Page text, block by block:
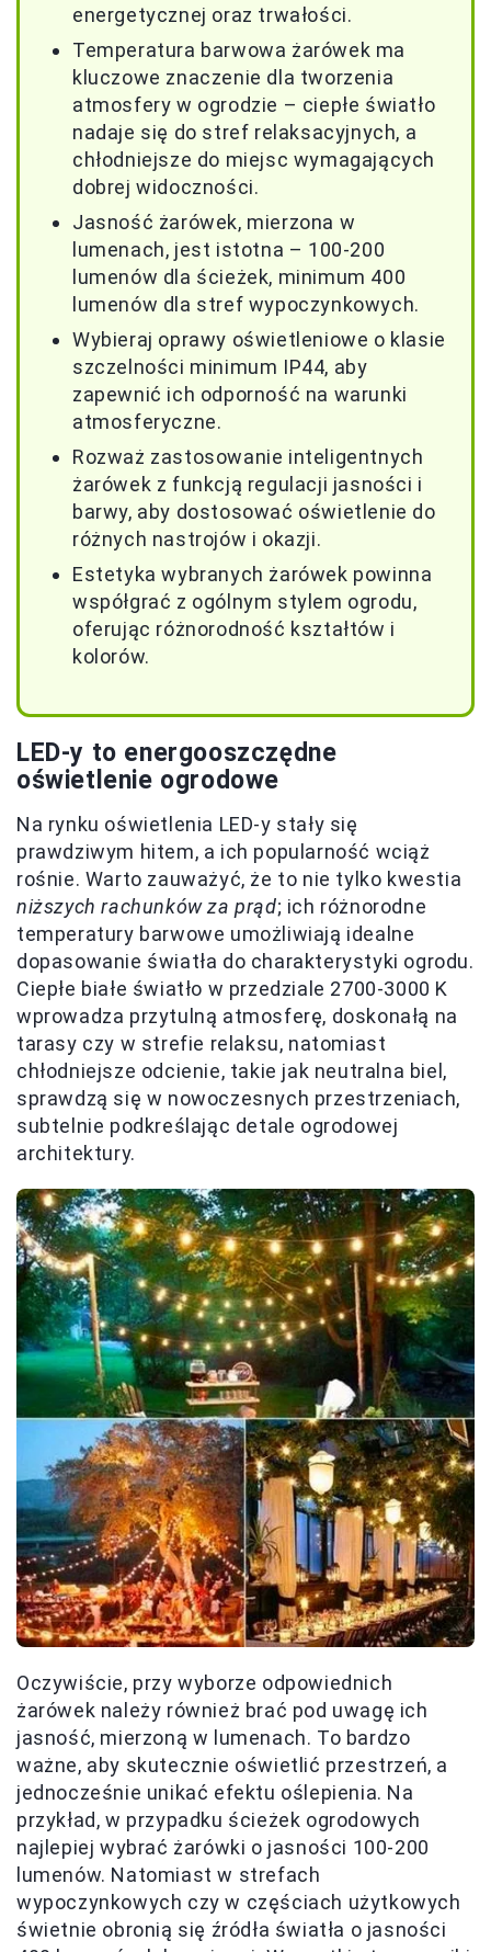
energetycznej oraz trwałości.
Temperatura barwowa żarówek ma
kluczowe znaczenie dla tworzenia
atmosfery w ogrodzie – ciepłe światło
nadaje się do stref relaksacyjnych, a
chłodniejsze do miejsc wymagających
dobrej widoczności.
Jasność żarówek, mierzona w
lumenach, jest istotna – 100-200
lumenów dla ścieżek, minimum 400
lumenów dla stref wypoczynkowych.
Wybieraj oprawy oświetleniowe o klasie
szczelności minimum IP44, aby
zapewnić ich odporność na warunki
atmosferyczne.
Rozważ zastosowanie inteligentnych
żarówek z funkcją regulacji jasności i
barwy, aby dostosować oświetlenie do
różnych nastrojów i okazji.
Estetyka wybranych żarówek powinna
współgrać z ogólnym stylem ogrodu,
oferując różnorodność kształtów i
kolorów.
LED-y to energooszczędne
oświetlenie ogrodowe
Na rynku oświetlenia LED-y stały się
prawdziwym hitem, a ich popularność wciąż
rośnie. Warto zauważyć, że to nie tylko kwestia
niższych rachunków za prąd; ich różnorodne
temperatury barwowe umożliwiają idealne
dopasowanie światła do charakterystyki ogrodu.
Ciepłe białe światło w przedziale 2700-3000 K
wprowadza przytulną atmosferę, doskonałą na
tarasy czy w strefie relaksu, natomiast
chłodniejsze odcienie, takie jak neutralna biel,
sprawdzą się w nowoczesnych przestrzeniach,
subtelnie podkreślając detale ogrodowej
architektury.
Oczywiście, przy wyborze odpowiednich
żarówek należy również brać pod uwagę ich
jasność, mierzoną w lumenach. To bardzo
ważne, aby skutecznie oświetlić przestrzeń, a
jednocześnie unikać efektu oślepienia. Na
przykład, w przypadku ścieżek ogrodowych
najlepiej wybrać żarówki o jasności 100-200
lumenów. Natomiast w strefach
wypoczynkowych czy w częściach użytkowych
świetnie obronią się źródła światła o jasności